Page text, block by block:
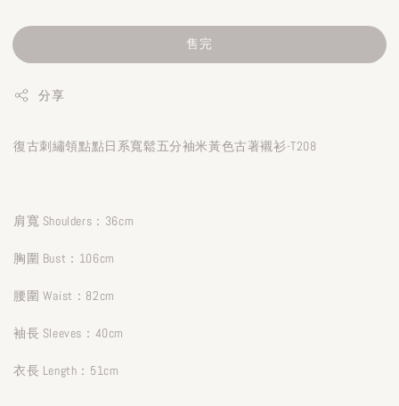
售完
分享
復古刺繡領點點日系寬鬆五分袖米黃色古著襯衫-T208
肩寬 Shoulders：36cm
胸圍 Bust：106cm
腰圍 Waist：82cm
袖長 Sleeves：40cm
衣長 Length：51cm